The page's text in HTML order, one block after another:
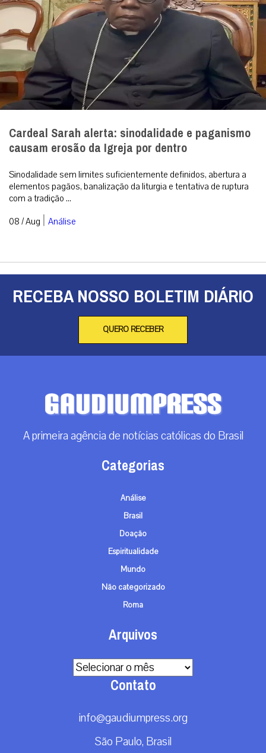
Cardeal Sarah alerta: sinodalidade e paganismo
causam erosão da Igreja por dentro
Sinodalidade sem limites suficientemente definidos, abertura a
elementos pagãos, banalização da liturgia e tentativa de ruptura
com a tradição ...
08 / Aug | Análise
RECEBA NOSSO BOLETIM DIÁRIO
QUERO RECEBER
A primeira agência de notícias católicas do Brasil
Categorias
Análise
Brasil
Doação
Espiritualidade
Mundo
Não categorizado
Roma
Arquivos
Arquivos
Contato
info@gaudiumpress.org
São Paulo, Brasil